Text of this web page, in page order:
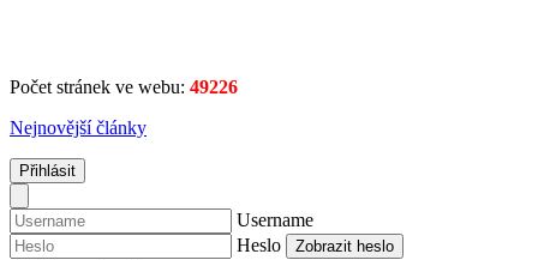
Počet stránek ve webu: 49226
Nejnovější články
Přihlásit
Username
Heslo
Zobrazit heslo